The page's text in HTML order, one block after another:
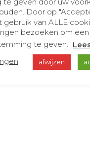
en bezoekers.
Door op
van ALLE
bezoeken om
te geven.
afwijzen